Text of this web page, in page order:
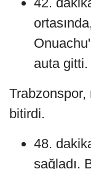
auta gitti.
Trabzonspor,
bitirdi.
48.
sağladı.